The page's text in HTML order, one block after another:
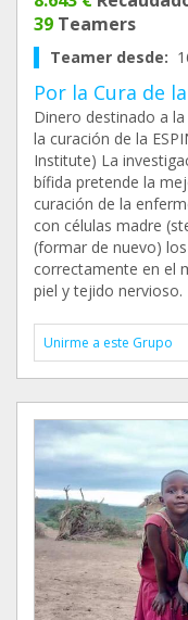
39 Teamers
Teamer desde:
Por la Cura de
Dinero destinado a
la curación de la
Institute) La
bífida pretende la
curación de la
con células madre
(formar de nuevo)
correctamente en el
piel y tejido nervioso.
Unirme a este Grupo